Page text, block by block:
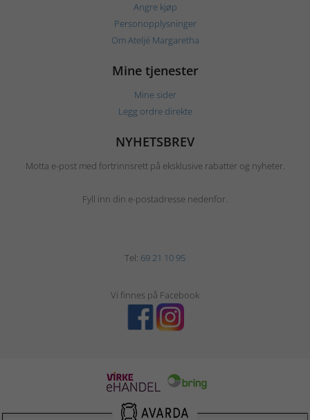
Angre kjøp
Personopplysninger
Om Ateljé Margaretha
Mine tjenester
Mine sider
Legg ordre direkte
NYHETSBREV
Motta e-post med fortrinnsrett på eksklusive rabatter og nyheter.
Fyll inn din e-postadresse nedenfor.
Tel: 69 21 10 95
Vi finnes på Facebook